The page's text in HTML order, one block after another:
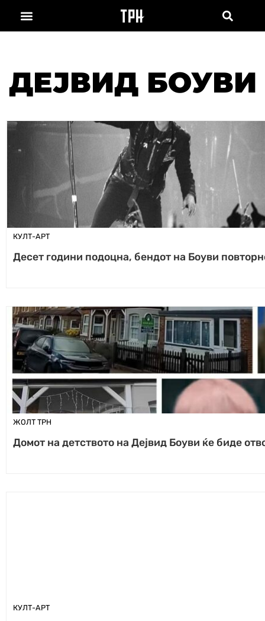
ДЕЈВИД БОУВИ
КУЛТ-АРТ
Десет години подоцна, бендот на Боуви
ЖОЛТ ТРН
Домот на детството на Дејвид Боуви ќе биде
КУЛТ-АРТ